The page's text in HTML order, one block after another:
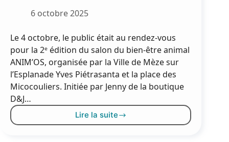
6 octobre 2025
Le 4 octobre, le public était au rendez-vous
pour la 2ᵉ édition du salon du bien-être animal
ANIM’OS, organisée par la Ville de Mèze sur
l’Esplanade Yves Piétrasanta et la place des
Micocouliers. Initiée par Jenny de la boutique
D&J…
Lire la suite
ANIM’OS :